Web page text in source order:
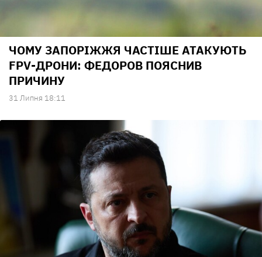
ЧОМУ ЗАПОРІЖЖЯ ЧАСТІШЕ АТАКУЮТЬ
FPV-ДРОНИ: ФЕДОРОВ ПОЯСНИВ
ПРИЧИНУ
31 Липня 18:11